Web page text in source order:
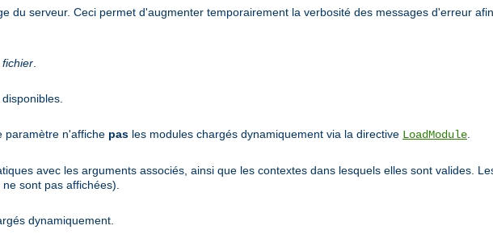
du serveur. Ceci permet d'augmenter temporairement la verbosité des messages d'erreur
fichier
paramètre n'affiche pas les modules chargés dynamiquement via la directive LoadModule
avec les arguments associés, ainsi que les contextes dans lesquels elles sont valides.
sont pas affichées).
dynamiquement.